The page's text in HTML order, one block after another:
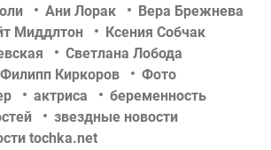
Ани Лорак
Вера Брежнева
Миддлтон
Ксения Собчак
Светлана Лобода
Филипп Киркоров
Фото
актриса
беременность
звездные новости
tochka.net